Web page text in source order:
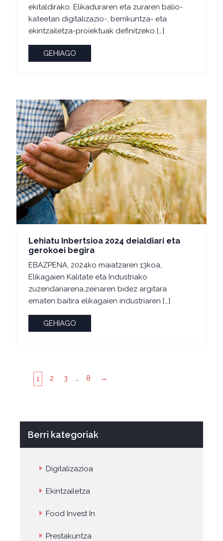
ekitaldirako. Elikaduraren eta zuraren balio-
kateetan digitalizazio-, berrikuntza- eta
ekintzailetza-proiektuak definitzeko […]
GEHIAGO
Lehiatu Inbertsioa 2024 deialdiari eta
gerokoei begira
EBAZPENA, 2024ko maiatzaren 13koa,
Elikagaien Kalitate eta Industriako
zuzendariarena,zeinaren bidez argitara
ematen baitira elikagaien industriaren […]
GEHIAGO
1 2 3 8 →
Berri kategoriak
Digitalizazioa
Ekintzailetza
Food Invest In
Prestakuntza